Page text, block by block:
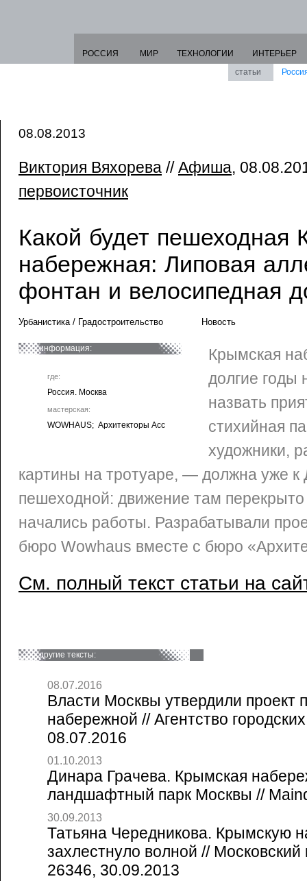
РОССИЯ МИР ТЕХНОЛОГИИ
ИНТЕРЬЕР
статьи
08.08.2013
Виктория Вяхорева //Афиша,
первоисточник
Какой будет пешеходная
набережная: Липовая
фонтан и велосипедная
Урбанистика / Градостроительство Новость
информация:
где:
Россия. Москва
мастерская:
WOWHAUS; Архитекторы Асс
Крымская
долгие годы
назвать
стихийная
художники,
картины на тротуаре, — должна уже к
пешеходной: движение там перекрыто
начались работы. Разрабатывали
бюро Wowhaus вместе с бюро
См. полный текст статьи на
другие тексты:
08.07.2016
Власти Москвы утвердили проект
набережной // Агентство
08.07.2016
01.10.2013
Динара Грачева. Крымская
ландшафтный парк Москвы //
30.09.2013
Татьяна Чередникова. Крымскую
захлестнуло волной //
26346, 30.09.2013